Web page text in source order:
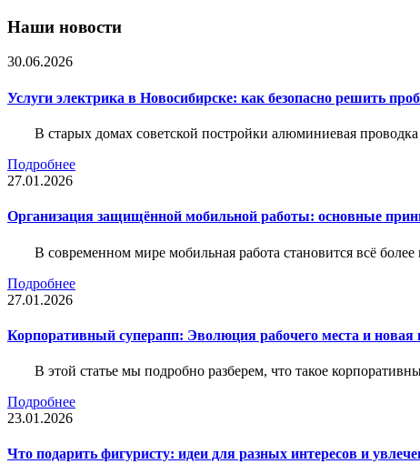
Наши новости
30.06.2026
Услуги электрика в Новосибирске: как безопасно решить
В старых домах советской постройки алюминиевая
Подробнее
27.01.2026
Организация защищённой мобильной работы: основные
В современном мире мобильная работа становится всё
Подробнее
27.01.2026
Корпоративный суперапп: Эволюция рабочего места и новая
В этой статье мы подробно разберем, что такое
Подробнее
23.01.2026
Что подарить фигуристу: идеи для разных интересов и